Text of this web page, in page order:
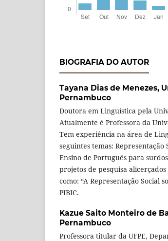
BIOGRAFIA DO AUTOR
Tayana Dias de Menezes,
Pernambuco
Doutora em Linguística pela
Atualmente é Professora da
Tem experiência na área de
seguintes temas:
Ensino de Português para
projetos de pesquisa
como: “A Representação Social
PIBIC.
Kazue Saito Monteiro de
Pernambuco
Professora titular da UFPE,